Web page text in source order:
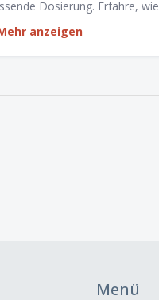
Dosierung. Erfahre, wie
wirklich spürst, was CBD tun
anzeigen
Menü